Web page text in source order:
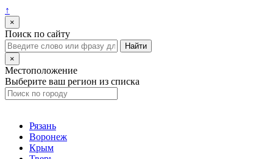
↑
×
Поиск по сайту
×
Местоположение
Выберите ваш регион из списка
Рязань
Воронеж
Крым